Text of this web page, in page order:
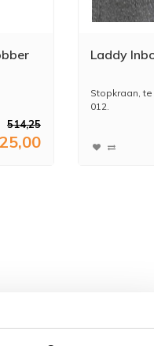
514,25
Laddy
Stopkraan,
012.